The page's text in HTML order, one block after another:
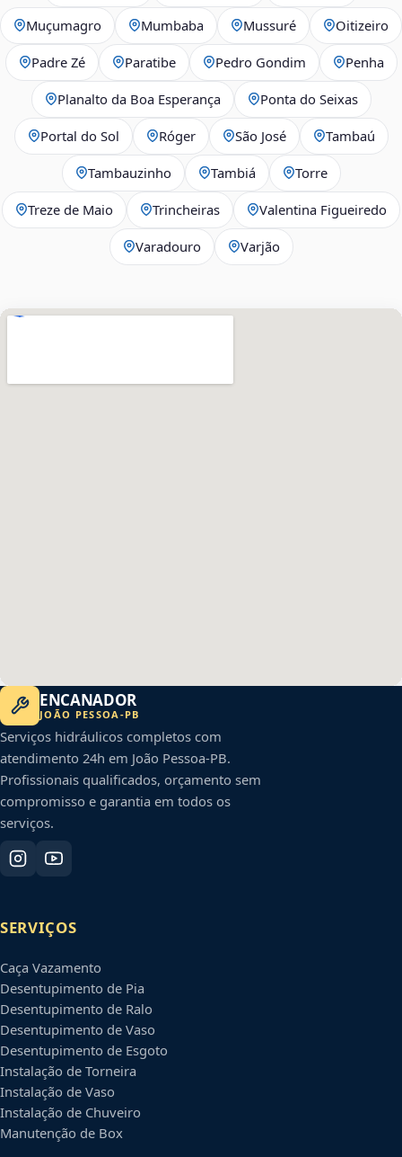
Muçumagro Mumbaba Mussuré Oitizeiro
Padre Zé Paratibe Pedro Gondim Penha
Planalto da Boa Esperança Ponta do Seixas
Portal do Sol Róger São José Tambaú
Tambauzinho Tambiá Torre
Treze de Maio Trincheiras Valentina Figueiredo
Varadouro Varjão
ENCANADOR
JOÃO PESSOA -PB
Serviços hidráulicos completos com
atendimento 24h em João Pessoa-PB.
Profissionais qualificados, orçamento sem
compromisso e garantia em todos os
serviços.
SERVIÇOS
Caça Vazamento
Desentupimento de Pia
Desentupimento de Ralo
Desentupimento de Vaso
Desentupimento de Esgoto
Instalação de Torneira
Instalação de Vaso
Instalação de Chuveiro
Manutenção de Box